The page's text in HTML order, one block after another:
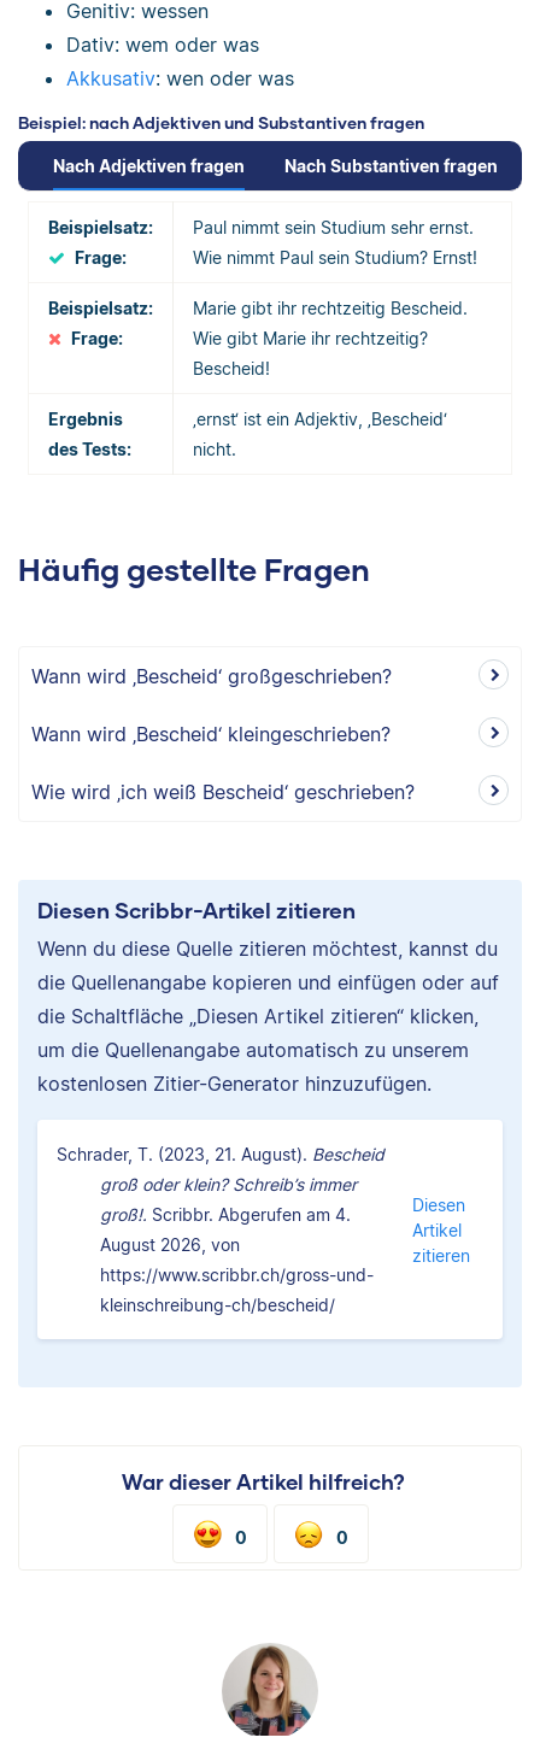
Genitiv: wessen
Dativ: wem oder was
Akkusativ: wen oder was
Beispiel: nach Adjektiven und Substantiven fragen
Nach Adjektiven fragen Nach Substantiven fragen
Beispielsatz:
Frage:
Paul nimmt sein Studium sehr ernst.
Wie nimmt Paul sein Studium? Ernst!
Beispielsatz:
Frage:
Marie gibt ihr rechtzeitig Bescheid.
Wie gibt Marie ihr rechtzeitig?
Bescheid!
Ergebnis
des Tests:
‚ernst‘ ist ein Adjektiv, ‚Bescheid‘
nicht.
Häufig gestellte Fragen
Wann wird ‚Bescheid‘ großgeschrieben?
Wann wird ‚Bescheid‘ kleingeschrieben?
Wie wird ‚ich weiß Bescheid‘ geschrieben?
Diesen Scribbr-Artikel zitieren
Wenn du diese Quelle zitieren möchtest, kannst du
die Quellenangabe kopieren und einfügen oder auf
die Schaltfläche „Diesen Artikel zitieren“ klicken,
um die Quellenangabe automatisch zu unserem
kostenlosen Zitier-Generator hinzuzufügen.
Schrader, T. (2023, 21. August). Bescheid
groß oder klein? Schreib’s immer
groß!. Scribbr. Abgerufen am 4.
August 2026, von
https://www.scribbr.ch/gross-und-
kleinschreibung-ch/bescheid/
Diesen
Artikel
zitieren
War dieser Artikel hilfreich?
0 0